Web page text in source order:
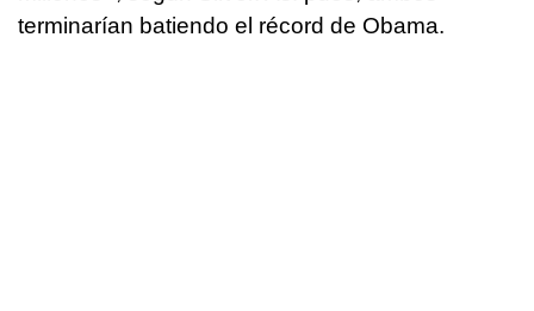
terminarían batiendo el récord de Obama.